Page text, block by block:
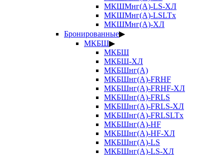
МКШМнг(А)-LS-ХЛ
МКШМнг(А)-LSLTx
МКШМнг(А)-ХЛ
Бронированные▶
МКБШ▶
МКБШ
МКБШ-ХЛ
МКБШнг(А)
МКБШнг(А)-FRHF
МКБШнг(А)-FRHF-ХЛ
МКБШнг(А)-FRLS
МКБШнг(А)-FRLS-ХЛ
МКБШнг(А)-FRLSLTx
МКБШнг(А)-HF
МКБШнг(А)-HF-ХЛ
МКБШнг(А)-LS
МКБШнг(А)-LS-ХЛ